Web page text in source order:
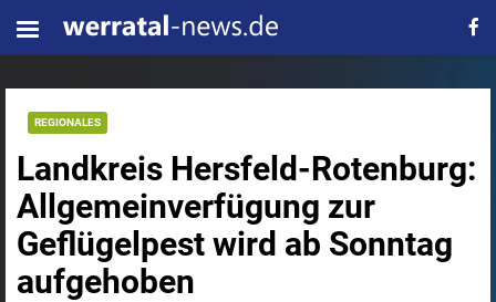
Landkreis Hersfeld-Rotenburg:
Allgemeinverfügung zur
Geflügelpest wird ab Sonntag
aufgehoben
REGIONALES